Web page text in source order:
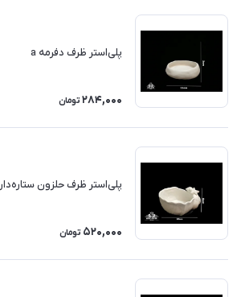
پلی‌استر ظرف دفرمه a
284,000 تومان
پلی‌استر ظرف حلزون ستاره‌دار
520,000 تومان